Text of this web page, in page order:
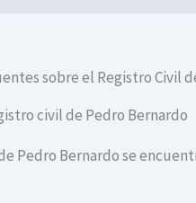
sobre el Registro Civil
civil de Pedro Bernardo
Pedro Bernardo se